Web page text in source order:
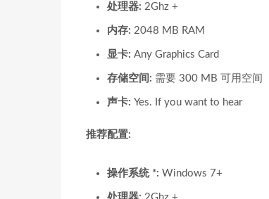
处理器: 2Ghz +
内存: 2048 MB RAM
显卡: Any Graphics Card
存储空间: 需要 300 MB 可用空间
声卡: Yes. If you want to hear
推荐配置:
操作系统 *: Windows 7+